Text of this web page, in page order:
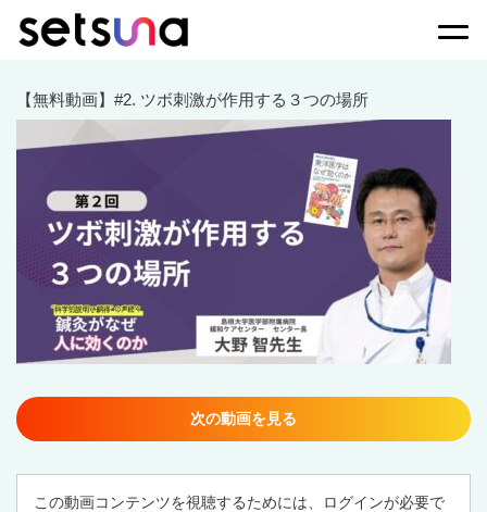
【無料動画】#2. ツボ刺激が作用する３つの場所
次の動画を見る
この動画コンテンツを視聴するためには、ログインが必要で